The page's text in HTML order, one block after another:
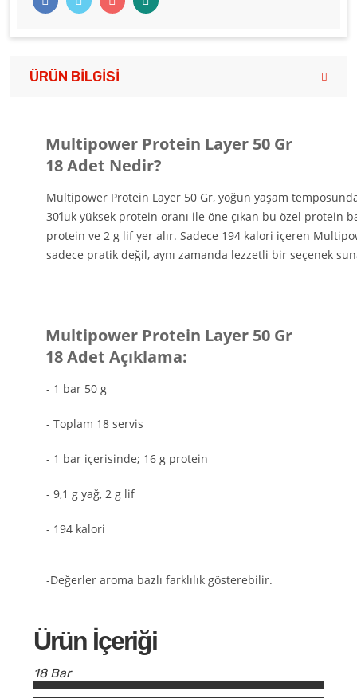
ÜRÜN BILGISI
Multipower Protein Layer 50 Gr
18 Adet Nedir?
Multipower Protein Layer 50 Gr, yoğun yaşam
30’luk yüksek protein oranı ile öne çıkan bu özel
protein ve 2 g lif yer alır. Sadece 194 kalori içeren
sadece pratik değil, aynı zamanda lezzetli bir seçenek
Multipower Protein Layer 50 Gr
18 Adet Açıklama:
- 1 bar 50 g
- Toplam 18 servis
- 1 bar içerisinde; 16 g protein
- 9,1 g yağ, 2 g lif
- 194 kalori
-Değerler aroma bazlı farklılık gösterebilir.
Ürün İçeriği
18 Bar